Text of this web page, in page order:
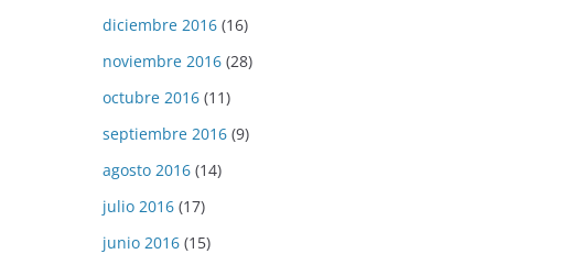
diciembre 2016 (16)
noviembre 2016 (28)
octubre 2016 (11)
septiembre 2016 (9)
agosto 2016 (14)
julio 2016 (17)
junio 2016 (15)